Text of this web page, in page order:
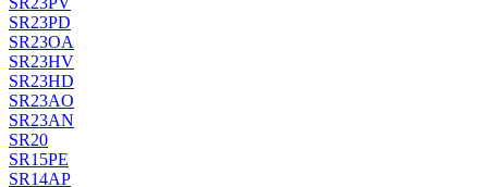
SR23PD
SR23OA
SR23HV
SR23HD
SR23AO
SR23AN
SR20
SR15PE
SR14AP